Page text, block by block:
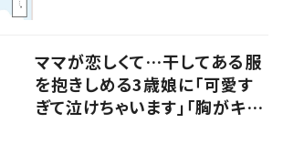
ママが恋しくて…干してある服
を抱きしめる3歳娘に「可愛す
ぎて泣けちゃいます」「胸がキュ